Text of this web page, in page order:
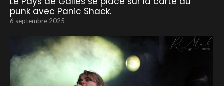
punk avec Panic Shack.
6 septembre 2025